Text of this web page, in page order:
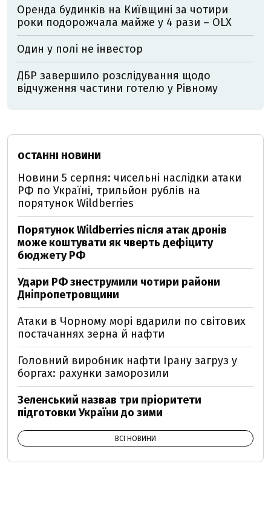
Оренда будинків на Київщині за чотири
роки подорожчала майже у 4 рази – OLX
Один у полі не інвестор
ДБР завершило розслідування щодо
відчуження частини готелю у Рівному
ОСТАННІ НОВИНИ
Новини 5 серпня: чисельні наслідки атаки
РФ по Україні, трильйон рублів на
порятунок Wildberries
Порятунок Wildberries після атак дронів
може коштувати як чверть дефіциту
бюджету РФ
Удари РФ знеструмили чотири райони
Дніпропетровщини
Атаки в Чорному морі вдарили по світових
постачаннях зерна й нафти
Головний виробник нафти Ірану загруз у
боргах: рахунки заморозили
Зеленський назвав три пріоритети
підготовки України до зими
ВСІ НОВИНИ